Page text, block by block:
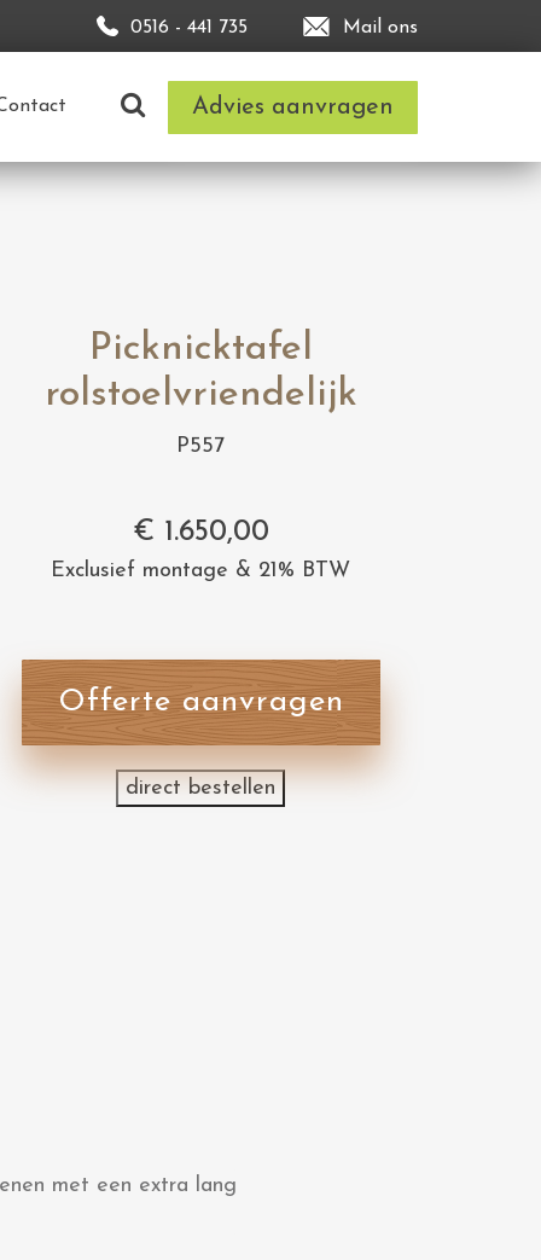
0516 - 441 735 Mail ons
Advies aanvragen
Picknicktafel
rolstoelvriendelijk
P557
€ 1.650,00
Exclusief montage & 21% BTW
Offerte aanvragen
direct bestellen
met een extra lang